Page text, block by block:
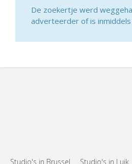
De zoekertje werd
adverteerder of is
Studio's in Brussel Studio's in Luik